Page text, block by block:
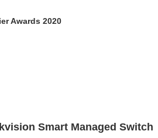
Awards 2020
Smart Managed Switch